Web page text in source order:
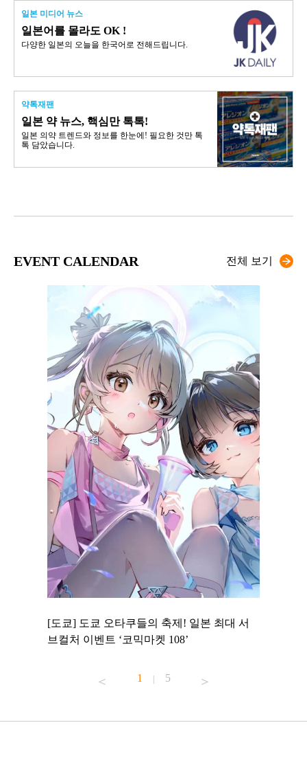
일본 미디어 뉴스
일본어를 몰라도 OK !
다양한 일본의 오늘을 한국어로 전해드립니다.
약톡재팬
일본 약 뉴스, 핵심만 톡톡!
일본 의약 트렌드와 정보를 한눈에! 필요한 것만 톡
톡 담았습니다.
EVENT CALENDAR 전체 보기
[도쿄] 도쿄 오타쿠들의 축제! 일본 최대 서
브컬처 이벤트 ‘코믹마켓 108’
1 | 5